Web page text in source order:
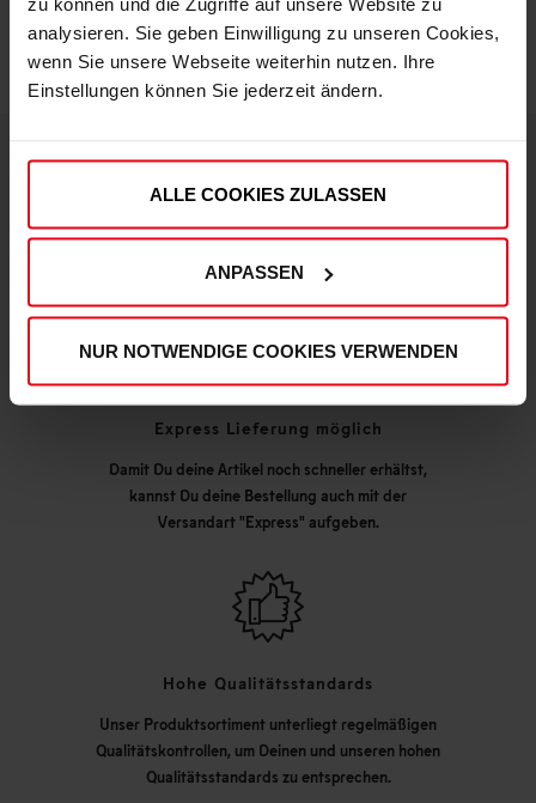
analysieren. Sie geben Einwilligung zu unseren Cookies,
wenn Sie unsere Webseite weiterhin nutzen. Ihre
Einstellungen können Sie jederzeit ändern.
ALLE COOKIES ZULASSEN
ANPASSEN
NUR NOTWENDIGE COOKIES VERWENDEN
DEINE VORTEILE IN UNSEREM SHOP
Express Lieferung möglich
Damit Du deine Artikel noch schneller erhältst,
kannst Du deine Bestellung auch mit der
Versandart "Express" aufgeben.
Hohe Qualitätsstandards
Unser Produktsortiment unterliegt regelmäßigen
Qualitätskontrollen, um Deinen und unseren hohen
Qualitätsstandards zu entsprechen.